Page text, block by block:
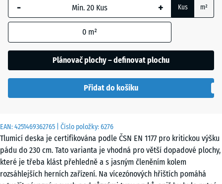
EAN:4251469362765 | Číslo položky:6276
Tlumicí deska je certifikována podle ČSN EN 1177 pro kritickou výšku
pádu do 230 cm. Tato varianta je vhodná pro větší dopadové plochy,
které je třeba klást přehledně a s jasným členěním kolem
rozsáhlejších herních zařízení. Na vícezónových hřištích pomáhá
Břidlicová
- 12,00 Kč
červená
- 109,00 Kč
modrá
- 12,00 Kč
Travní
zelená
- 67,00 Kč
- + Kus m²
0 m²
Plánovač plochy – definovat plochu
Přidat do košíku